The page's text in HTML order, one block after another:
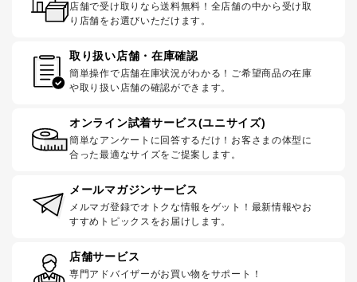
店舗で受け取りなら送料無料！全店舗の中から受け取
り店舗をお選びいただけます。
取り扱い店舗・在庫確認
簡単操作で店舗在庫状況がわかる！ご希望商品の在庫
や取り扱い店舗の確認ができます。
オンライン試着サービス(ユニサイズ)
簡単なアンケートに回答するだけ！お客さまの体型に
合った最適なサイズをご提案します。
メールマガジンサービス
メルマガ登録でオトクな情報をゲット！最新情報やお
すすめトピックスをお届けします。
店舗サービス
専門アドバイザーがお買い物をサポート！